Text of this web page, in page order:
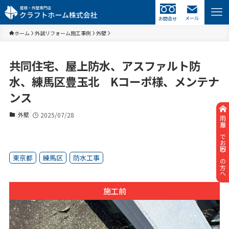
お問合せ メール
ホーム 外装リフォーム施工事例 外壁
共同住宅、屋上防水、アスファルト防
水、練馬区豊玉北 Kコーポ様、メンテナ
ンス
外壁 2025/07/28
東京都 練馬区 防水工事
施工前
雨漏りでお困りの方へ